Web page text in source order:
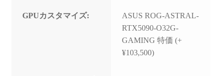
GPUカスタマイズ:
ASUS ROG-ASTRAL-
RTX5090-O32G-
GAMING 特価 (+
¥103,500)